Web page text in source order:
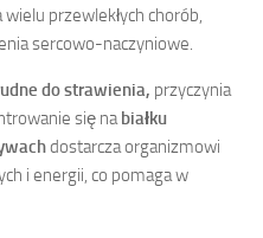
przewlekłych chorób,
sercowo-naczyniowe.
do strawienia, przyczynia
się nabiałku
dostarcza organizmowi
i energii, co pomaga w